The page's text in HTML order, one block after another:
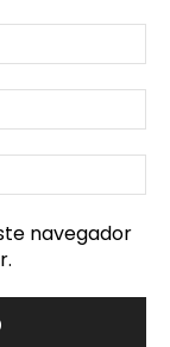
navegador